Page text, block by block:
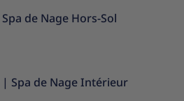
Spa de Nage Hors-Sol
| Spa de Nage Intérieur